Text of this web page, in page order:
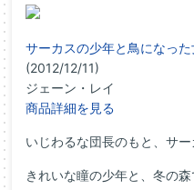
サーカスの少年と鳥になっ
(2012/12/11)
ジェーン・レイ
商品詳細を見る
いじわるな団長のもと、サ
きれいな瞳の少年と、冬の